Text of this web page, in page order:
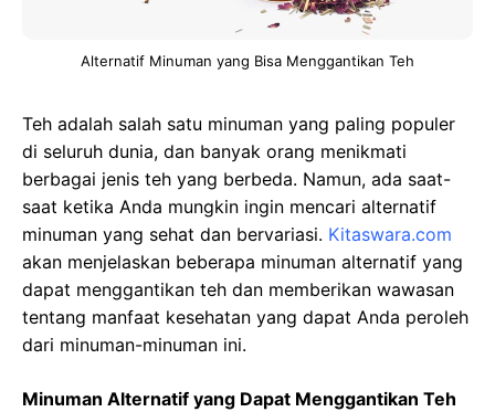
Alternatif Minuman yang Bisa Menggantikan Teh
Teh adalah salah satu minuman yang paling populer
di seluruh dunia, dan banyak orang menikmati
berbagai jenis teh yang berbeda. Namun, ada saat-
saat ketika Anda mungkin ingin mencari alternatif
minuman yang sehat dan bervariasi. Kitaswara.com
akan menjelaskan beberapa minuman alternatif yang
dapat menggantikan teh dan memberikan wawasan
tentang manfaat kesehatan yang dapat Anda peroleh
dari minuman-minuman ini.
Minuman Alternatif yang Dapat Menggantikan Teh